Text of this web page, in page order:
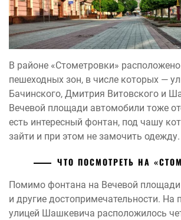
В районе «Стометровки»
пешеходных зон, в числе которых —
Бачинского, Дмитрия Витовского и
Вечевой площади автомобили тоже
есть интересный фонтан, под чашу
зайти и при этом не замочить одежду.
ЧТО ПОСМОТРЕТЬ НА
Помимо фонтана на Вечевой площади
и другие достопримечательности. На
улицей Шашкевича расположилось